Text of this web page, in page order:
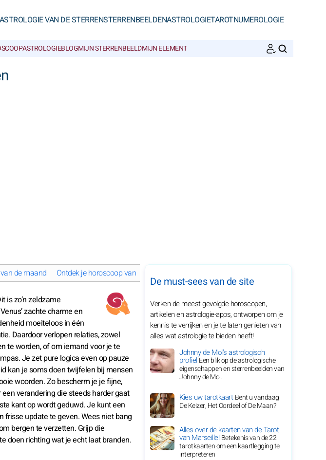
VAN DE STERRENSTERRENBEELDENASTROLOGIETAROTNUMEROLOGIE
ASTROLOGIEBLOGMIJN STERRENBEELDMIJN ELEMENT
de maand Ontdek je horoscoop van juni 2028 voor je sterrenbeeld
is zo’n zeldzame
zachte charme en
moeiteloos in één
Daardoor verlopen relaties, zowel
te worden, of om iemand voor je te
Je zet pure logica even op pauze
kan je soms doen twijfelen bij mensen
woorden. Zo bescherm je je fijne,
verandering die steeds harder gaat
kant op wordt geduwd. Je kunt een
update te geven. Wees niet bang
bergen te verzetten. Grijp die
doen richting wat je echt laat branden.
De must-sees van de site
Verken de meest gevolgde horoscopen,
artikelen en astrologie-apps, ontworpen om je
kennis te verrijken en je te laten genieten van
alles wat astrologie te bieden heeft!
Johnny de Mol's astrologisch
profielEen blik op de astrologische
eigenschappen en sterrenbeelden van
Johnny de Mol.
Kies uw tarotkaartBent u vandaag
De Keizer, Het Oordeel of De Maan?
Alles over de kaarten van de Tarot
van Marseille!Betekenis van de 22
tarotkaarten om een kaartlegging te
interpreteren